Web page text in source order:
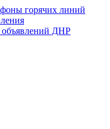
горячих линий